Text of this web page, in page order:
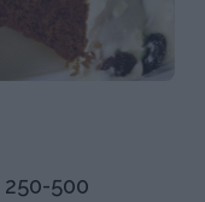
250-500